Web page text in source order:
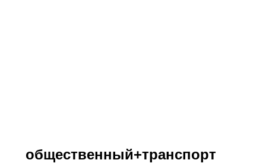
общественный+транспорт